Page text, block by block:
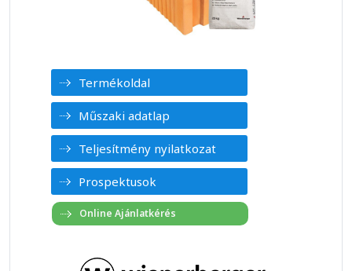
Termékoldal
Műszaki adatlap
Teljesítmény nyilatkozat
Prospektusok